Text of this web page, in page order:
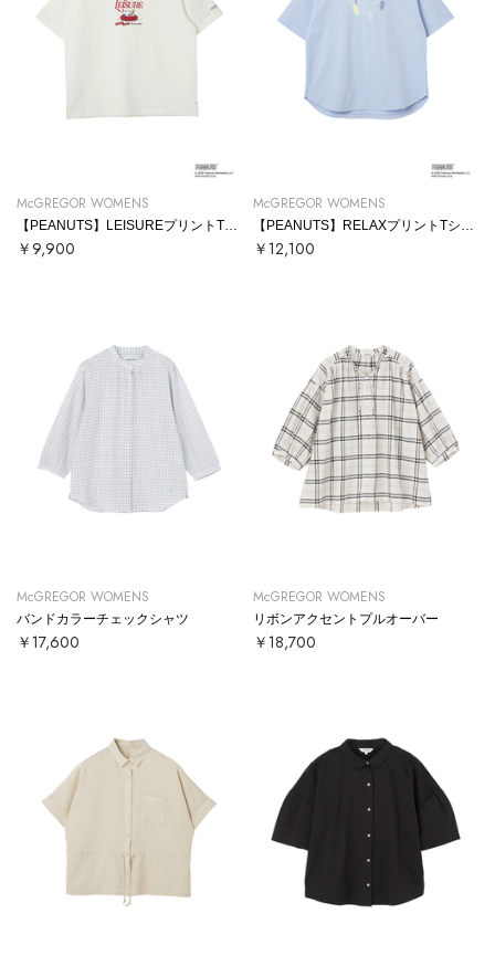
McGREGOR WOMENS
￥9,900
McGREGOR WOMENS
￥12,100
McGREGOR WOMENS
バンドカラーチェックシャツ
￥17,600
McGREGOR WOMENS
リボンアクセントプルオーバー
￥18,700